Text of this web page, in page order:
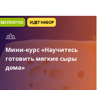
БЕСПЛАТНО ИДЕТ НАБОР
Мини-курс «Научитесь
готовить мягкие сыры
дома»